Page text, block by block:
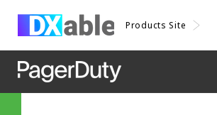
Products Site